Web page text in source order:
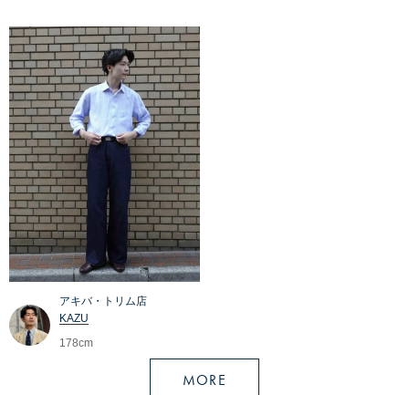
アキバ・トリム店
KAZU
178cm
MORE